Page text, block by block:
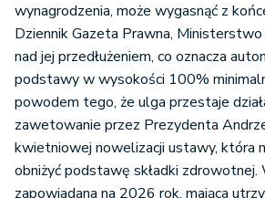
wynagrodzenia, może wygasnąć z
Dziennik Gazeta Prawna,
nad jej przedłużeniem, co oznacza
podstawy w wysokości 100%
powodem tego, że ulga przestaje
zawetowanie przez Prezydenta
kwietniowej nowelizacji ustawy, która
obniżyć podstawę składki zdrowotnej.
zapowiadana na 2026 rok, mająca